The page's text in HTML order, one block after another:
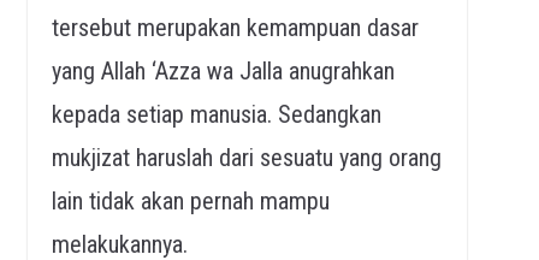
tersebut merupakan kemampuan dasar
yang Allah ‘Azza wa Jalla anugrahkan
kepada setiap manusia. Sedangkan
mukjizat haruslah dari sesuatu yang orang
lain tidak akan pernah mampu
melakukannya.